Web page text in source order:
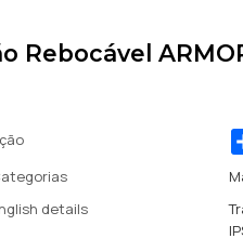
Rebocável
details